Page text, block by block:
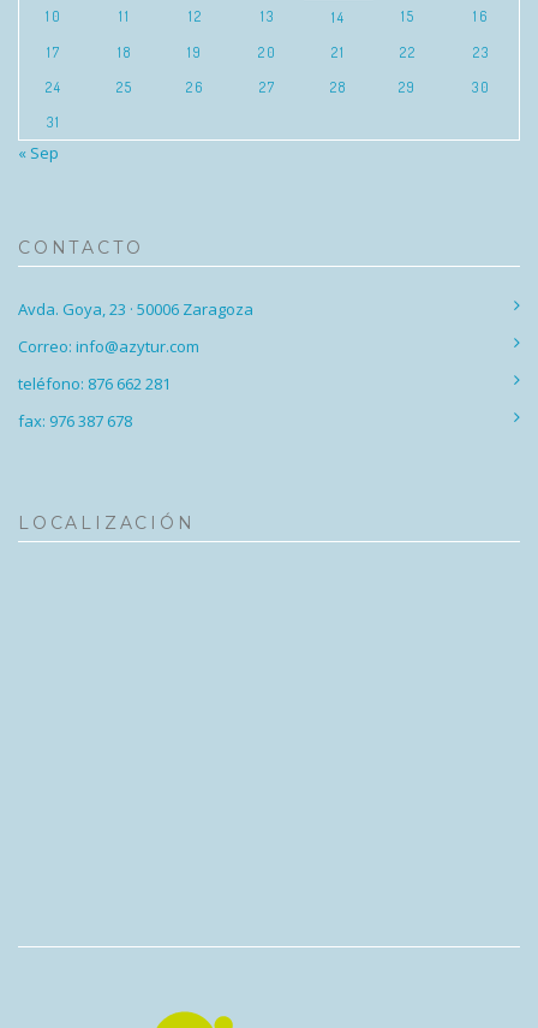
10
11 12 13 14 15
16
17
18 19 20 21 22
23
24
25 26 27 28 29
30
31
« Sep
CONTACTO
Avda. Goya, 23 · 50006 Zaragoza
Correo: info@azytur.com
teléfono: 876 662 281
fax: 976 387 678
LOCALIZACIÓN